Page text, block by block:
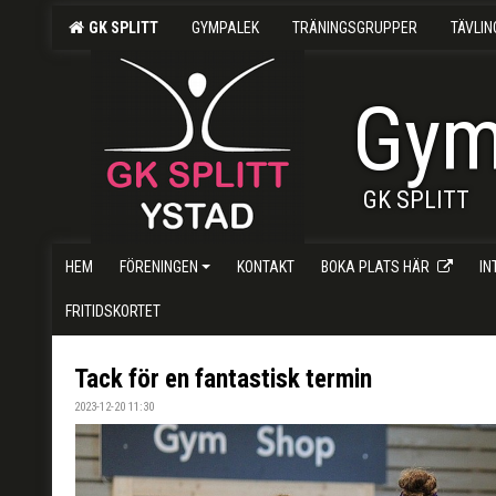
GK SPLITT GYMPALEK TRÄNINGSGRUPPER
GK SPLITT
HEM FÖRENINGEN KONTAKT BOKA PLATS HÄR
FRITIDSKORTET
Tack för en fantastisk termin
2023-12-20 11:30